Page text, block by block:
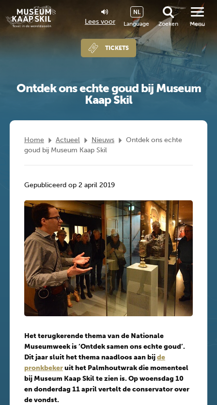
Lees voor Language
NL
Zoeken
TICKETS
Menu
Ontdek ons echte goud bij Museum
Kaap Skil
Home Actueel Nieuws
Ontdek ons echte
goud bij Museum Kaap Skil
Gepubliceerd op 2 april 2019
Het terugkerende thema van de Nationale
Museumweek is ‘Ontdek samen ons echte goud’.
Dit jaar sluit het thema naadloos aan bijde
pronkbekeruit het Palmhoutwrak die momenteel
bij Museum Kaap Skil te zien is. Op woensdag 10
en donderdag 11 april vertelt de conservator over
de vondst.